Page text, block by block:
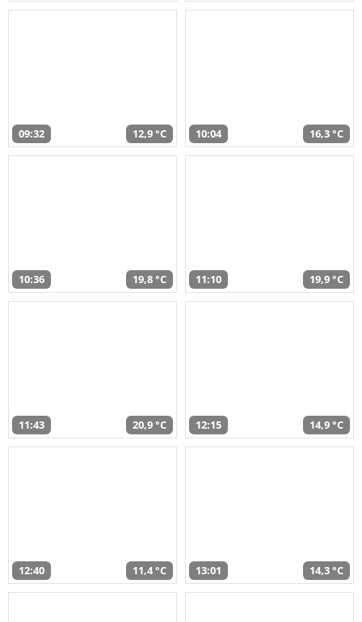
09:32 12,9 °C 10:04 16,3 °C
10:36 19,8 °C 11:10 19,9 °C
11:43 20,9 °C 12:15 14,9 °C
12:40 11,4 °C 13:01 14,3 °C